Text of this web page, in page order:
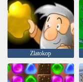
Zlatokop